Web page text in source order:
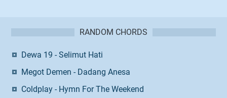
RANDOM CHORDS
Dewa 19 - Selimut Hati
Megot Demen - Dadang Anesa
Coldplay - Hymn For The Weekend